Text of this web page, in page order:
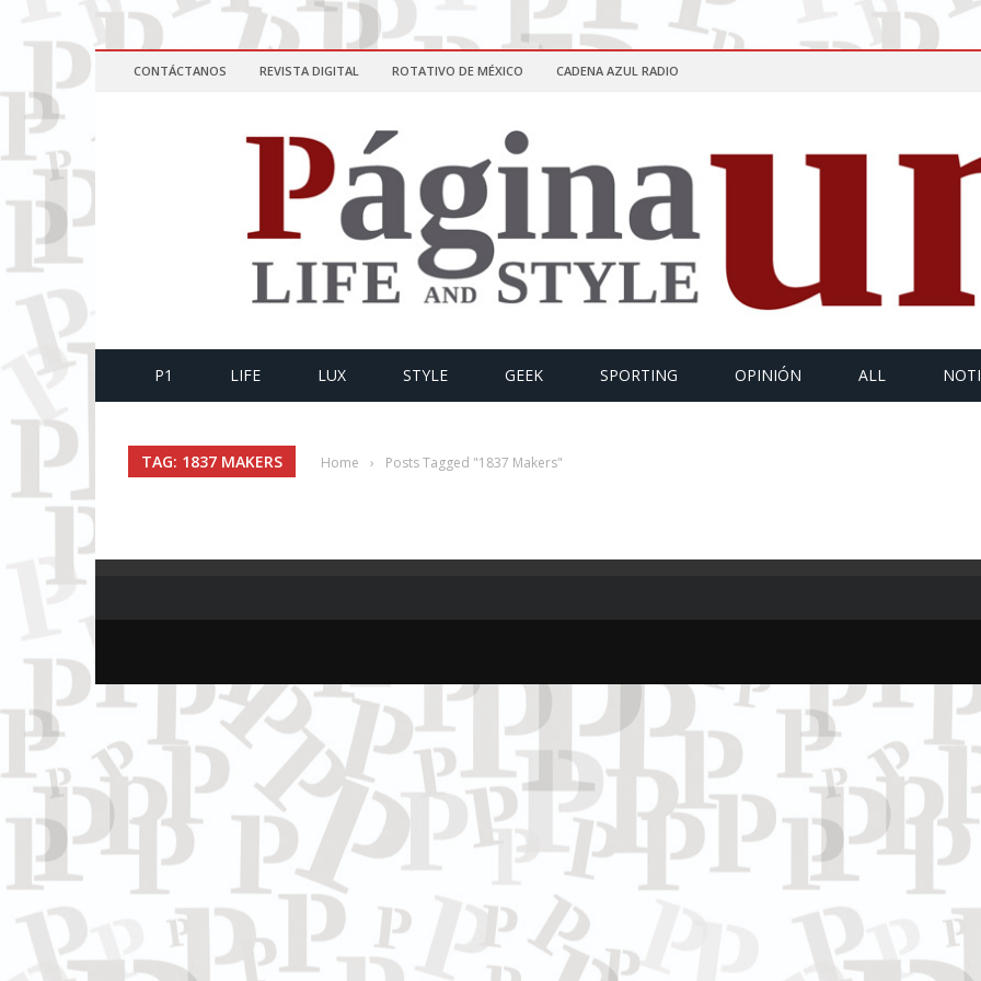
CONTÁCTANOS REVISTA DIGITAL ROTATIVO DE MÉXICO CADENA AZUL RADIO
P1 LIFE LUX STYLE GEEK SPORTING OPINIÓN ALL
TAG: 1837 MAKERS Home › Posts Tagged "1837 Makers"